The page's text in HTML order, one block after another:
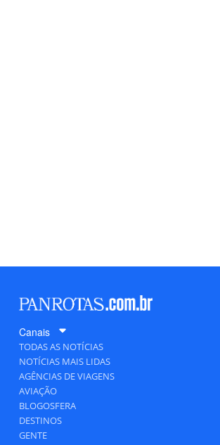
Canais
TODAS AS NOTÍCIAS
NOTÍCIAS MAIS LIDAS
AGÊNCIAS DE VIAGENS
AVIAÇÃO
BLOGOSFERA
DESTINOS
GENTE